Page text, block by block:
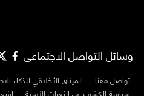
وسائل التواصل الاجتماعي
تواصل معنا
الميثاق الأخلاقي للذكاء